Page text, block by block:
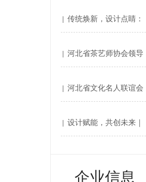
传统焕新，设计点睛：
河北省茶艺师协会领导
河北省文化名人联谊会
设计赋能，共创未来｜
企业信息